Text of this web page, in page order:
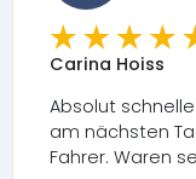
Carina Hoiss
Absolut
am nächsten
Fahrer. Waren